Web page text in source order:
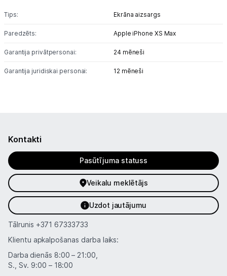
Tips: Ekrāna aizsargs
Paredzēts: Apple iPhone XS Max
Garantija privātpersonai: 24 mēneši
Garantija juridiskai personai: 12 mēneši
Kontakti
Pasūtījuma statuss
Veikalu meklētājs
Uzdot jautājumu
Tālrunis +371 67333733
Klientu apkalpošanas darba laiks:
Darba dienās 8:00 – 21:00,
S., Sv. 9:00 – 18:00